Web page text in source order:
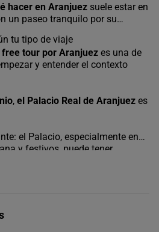
hacer en Aranjuez suele estar en
un paseo tranquilo por su
tu tipo de viaje
free tour por Aranjuez es una de
y entender el contexto
, el Palacio Real de Aranjuez es
el Palacio, especialmente en
y festivos, puede tener
ayudarte a aprovechar
recorridos por
por el entorno